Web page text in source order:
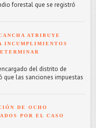
forestal que se registró
ATRIBUYE
INCUMPLIMIENTOS
del distrito de
que las sanciones impuestas
DE OCHO
POR EL CASO